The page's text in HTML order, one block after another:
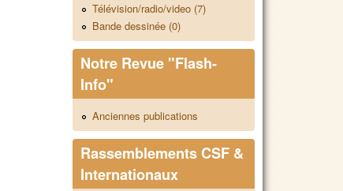
Télévision/radio/video (7)
Bande dessinée (0)
Notre Revue "Flash-
Info"
Anciennes publications
Rassemblements CSF &
Internationaux